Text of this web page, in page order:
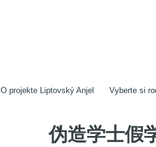
O projekte Liptovský Anjel Vyberte si
伪造学士假